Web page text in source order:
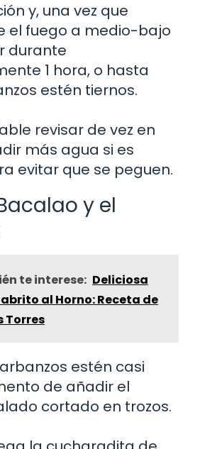
y, una vez que
el fuego a medio-bajo
durante
1 hora, o hasta
estén tiernos.
revisar de vez en
más agua si es
evitar que se peguen.
y el
te interese: Deliciosa
al Horno: Receta de
Torres
estén casi
de añadir el
cortado en trozos.